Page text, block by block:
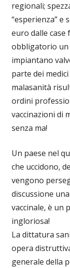
regionali;
“esperienza” e
euro dalle case
obbligatorio un
impiantano
parte dei
malasanità
ordini
vaccinazioni di
senza ma!
Un paese nel
che uccidono,
vengono
discussione
vaccinale, è un
ingloriosa!
La dittatura
opera
generale della